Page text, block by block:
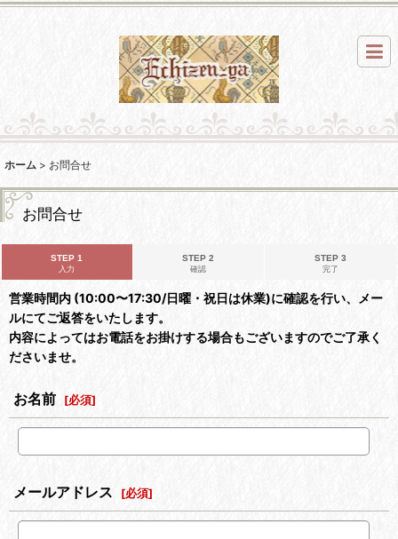
ホーム > お問合せ
お問合せ
STEP 1
入力
STEP 2
確認
STEP 3
完了
営業時間内 (10:00〜17:30/日曜・祝日は休業)に確認を行い、メー
ルにてご返答をいたします。
内容によってはお電話をお掛けする場合もございますのでご了承く
ださいませ。
お名前 [必須]
メールアドレス [必須]